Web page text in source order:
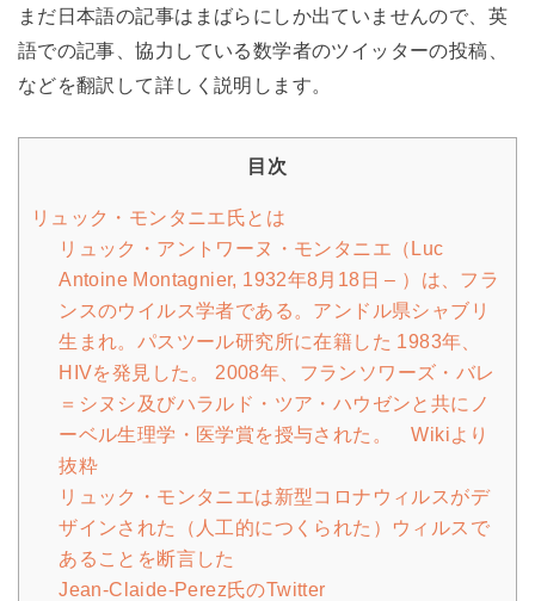
まだ日本語の記事はまばらにしか出ていませんので、英
語での記事、協力している数学者のツイッターの投稿、
などを翻訳して詳しく説明します。
目次
リュック・モンタニエ氏とは
リュック・アントワーヌ・モンタニエ（Luc
Antoine Montagnier, 1932年8月18日 – ）は、フラ
ンスのウイルス学者である。アンドル県シャブリ
生まれ。パスツール研究所に在籍した 1983年、
HIVを発見した。 2008年、フランソワーズ・バレ
＝シヌシ及びハラルド・ツア・ハウゼンと共にノ
ーベル生理学・医学賞を授与された。 Wikiより
抜粋
リュック・モンタニエは新型コロナウィルスがデ
ザインされた（人工的につくられた）ウィルスで
あることを断言した
Jean-Claide-Perez氏のTwitter